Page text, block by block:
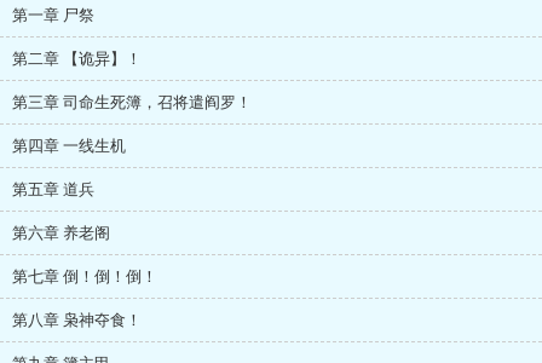
第一章 尸祭
第二章 【诡异】！
第三章 司命生死簿，召将遣阎罗！
第四章 一线生机
第五章 道兵
第六章 养老阁
第七章 倒！倒！倒！
第八章 枭神夺食！